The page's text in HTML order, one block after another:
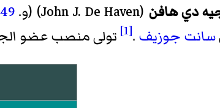
دي هافن (
John J. De Haven)‏ (و.
سانت جوزيف .
[1] تولى منصب عضو